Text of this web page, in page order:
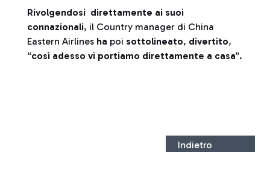
Rivolgendosi direttamente ai suoi
connazionali, il Country manager di China
Eastern Airlines ha poi sottolineato, divertito,
“così adesso vi portiamo direttamente a casa”.
Indietro